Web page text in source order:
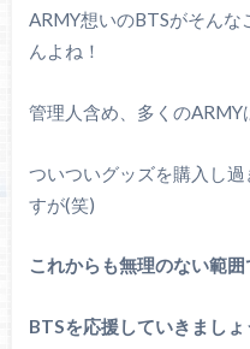
ARMY想いのBTSがそん
んよね！
管理人含め、多くのARMY
ついついグッズを購入し
すが(笑)
これからも無理のない範
BTSを応援していきましょ